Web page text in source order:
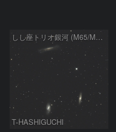
しし座トリオ銀河 (M65/M66/NGC3628) 2026/05/11
T-HASHIGUCHI